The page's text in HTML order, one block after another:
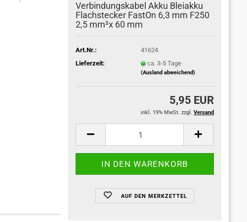
Verbindungskabel Akku Bleiakku
Flachstecker FastOn 6,3 mm F250
2,5 mm²x 60 mm
Art.Nr.:
41624
Lieferzeit:
ca. 3-5 Tage
(Ausland abweichend)
5,95 EUR
inkl. 19% MwSt. zzgl. Versand
AUF DEN MERKZETTEL